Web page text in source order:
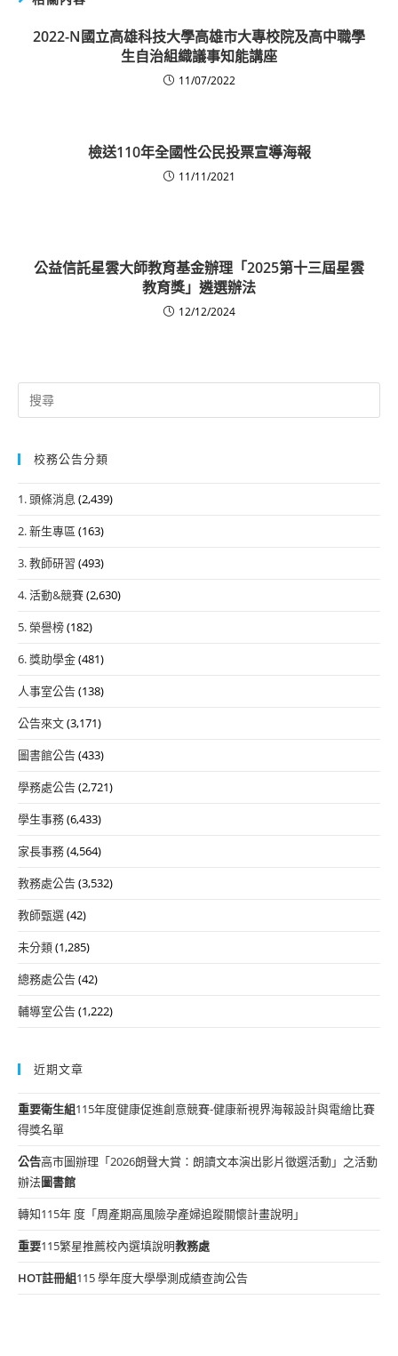
2022-N國立高雄科技大學高雄市大專校院及高中職學
生自治組織議事知能講座
11/07/2022
檢送110年全國性公民投票宣導海報
11/11/2021
公益信託星雲大師教育基金辦理「2025第十三屆星雲
教育獎」遴選辦法
12/12/2024
Search
for:
校務公告分類
1. 頭條消息 (2,439)
2. 新生專區 (163)
3. 教師研習 (493)
4. 活動&競賽(2,630)
5. 榮譽榜(182)
6. 獎助學金(481)
人事室公告(138)
公告來文(3,171)
圖書館公告(433)
學務處公告(2,721)
學生事務(6,433)
家長事務(4,564)
教務處公告(3,532)
教師甄選(42)
未分類(1,285)
總務處公告(42)
輔導室公告(1,222)
近期文章
重要衛生組115年度健康促進創意競賽-健康新視界海報設計與電繪比賽
得獎名單
公告高市圖辦理「2026朗聲大賞：朗讀文本演出影片徵選活動」之活動
辦法圖書館
轉知115年 度「周產期高風險孕產婦追蹤關懷計畫說明」
重要115繁星推薦校內選填說明教務處
HOT註冊組115 學年度大學學測成績查詢公告